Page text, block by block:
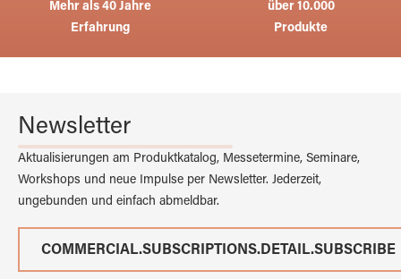
Mehr als 40 Jahre
Erfahrung
über 10.000
Produkte
Newsletter
Aktualisierungen am Produktkatalog, Messetermine, Seminare,
Workshops und neue Impulse per Newsletter. Jederzeit,
ungebunden und einfach abmeldbar.
COMMERCIAL.SUBSCRIPTIONS.DETAIL.SUBSCRIBE